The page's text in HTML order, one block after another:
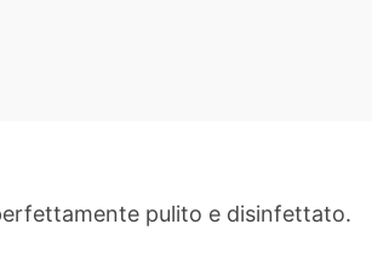
pulito e disinfettato.